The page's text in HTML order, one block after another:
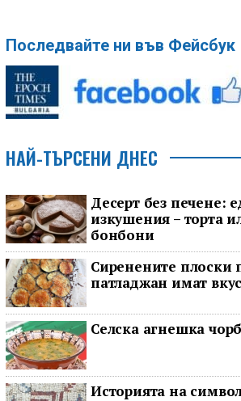
Последвайте ни във Фейсбук
НАЙ-ТЪРСЕНИ ДНЕС
Десерт без печене:
изкушения – торта
бонбони
Сиренените плоски
патладжан имат
Селска агнешка
Историята на